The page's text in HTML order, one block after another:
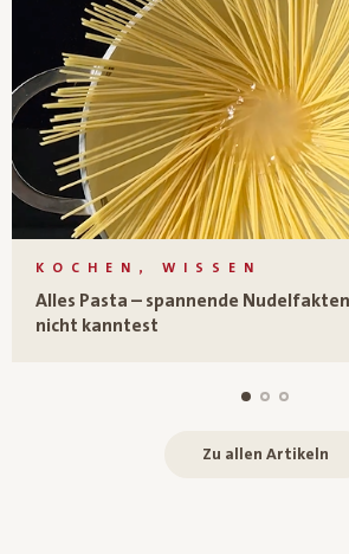
KOCHEN, WISSEN
Alles Pasta – spannende
nicht kanntest
Zu allen Artikeln